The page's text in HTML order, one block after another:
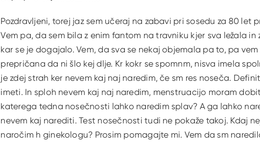
Pozdravljeni, torej jaz sem učeraj na zabavi pri sosedu za 80 let
Vem pa, da sem bila z enim fantom na travniku kjer sva ležala
kar se je dogajalo. Vem, da sva se nekaj objemala pa to, pa
prepričana da ni šlo kej dlje. Kr kokr se spomnm, nisva imela
je zdej strah ker nevem kaj naj naredim, če sm res noseča.
imeti. In sploh nevem kaj naj naredim, menstruacijo moram
katerega tedna nosečnosti lahko naredim splav? A ga lahko
nevem kaj narediti. Test nosečnosti tudi ne pokaže takoj. Kdaj
naročim h ginekologu? Prosim pomagajte mi. Vem da sm